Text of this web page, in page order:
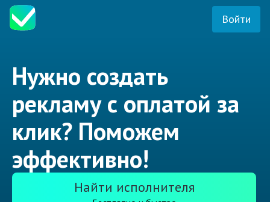
Войти
Нужно создать
рекламу с оплатой за
клик? Поможем
эффективно!
Найти исполнителя